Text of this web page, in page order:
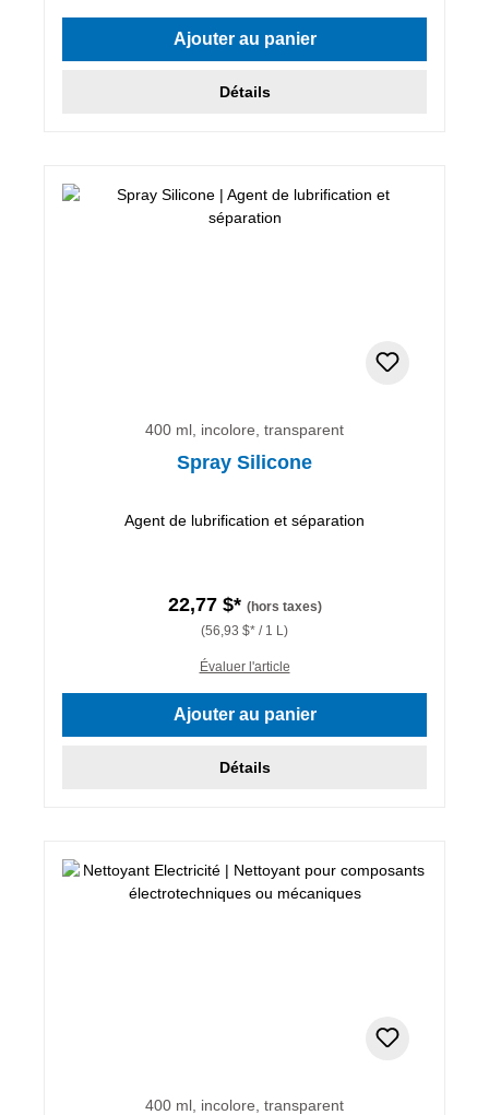
Ajouter au panier
Détails
400 ml, incolore, transparent
Spray Silicone
Agent de lubrification et séparation
22,77 $* (hors taxes)
(56,93 $* / 1 L)
Évaluer l'article
Ajouter au panier
Détails
400 ml, incolore, transparent